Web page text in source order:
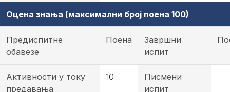
Оцена знања (максимални број поена 100)
Предиспитне
обавезе
Поена
Завршни
испит
Активности у току
предавања
10
Писмени
испит